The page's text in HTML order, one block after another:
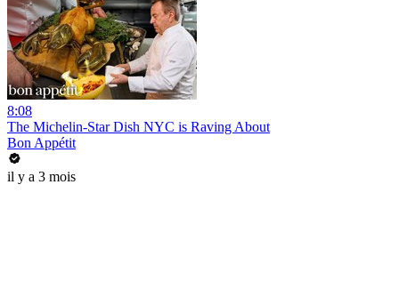
8:08
The Michelin-Star Dish NYC is Raving About
Bon Appétit
il y a 3 mois